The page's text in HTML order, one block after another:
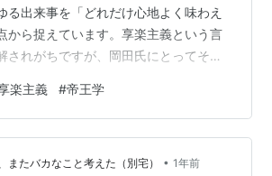
る出来事を「どれだけ心地よく味わえ
から捉えています。享楽主義という言
されがちですが、岡田氏にとってそれ
なく継続可能な形で生活に組み込むた
とされています。本章では、岡田氏が
心を整理し、その背景にある思考の流
します。 自分は昔から享楽主義だと感
楽主義 #帝王学
またバカなこと考えた（別宅） • 1年前